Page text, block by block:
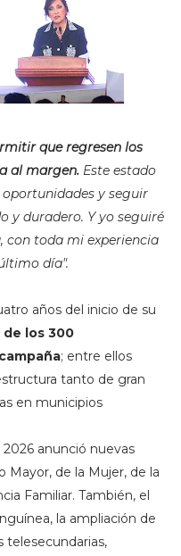
que regresen los
al margen.Este estado
y seguir
y duradero. Y yo seguiré
con toda mi experiencia
día".
años del inicio de su
de los 300
; entre ellos
tanto de gran
en municipios
anunció nuevas
Mayor, de la Mujer, de la
Familiar. También, el
la ampliación de
telesecundarias,